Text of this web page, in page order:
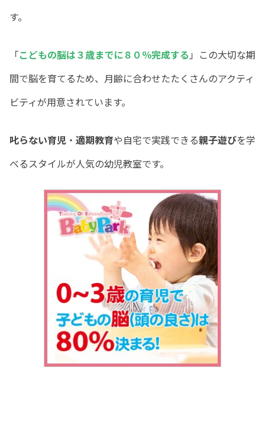
す。
「こどもの脳は３歳までに８０％完成する 」この大切な期
間で脳を育てるため、月齢に合わせたたくさんのアクティ
ビティが用意されています。
叱らない育児 ・ 適期教育や自宅で実践できる親子遊びを学
べるスタイルが人気の幼児教室です。